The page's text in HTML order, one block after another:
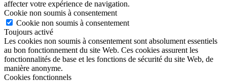
affecter votre expérience de navigation.
Cookie non soumis à consentement
Cookie non soumis à consentement
Toujours activé
Les cookies non soumis à consentement sont absolument essentiels
au bon fonctionnement du site Web. Ces cookies assurent les
fonctionnalités de base et les fonctions de sécurité du site Web, de
manière anonyme.
Cookies fonctionnels